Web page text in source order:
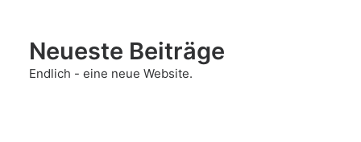
Neueste Beiträge
Endlich - eine neue Website.